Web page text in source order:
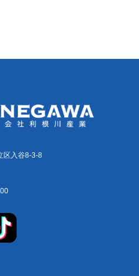
区入谷8-3-8